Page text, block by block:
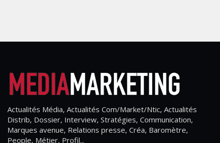
Actualités Média, Actualités Com/Market/Ntic, Actualités
Distrib, Dossier, Interview, Stratégies, Communication,
Marques avenue, Relations presse, Créa, Baromètre,
People, Métier, Profil...